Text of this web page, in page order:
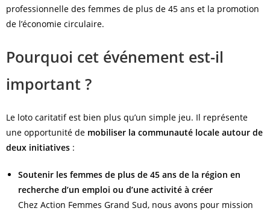
professionnelle des femmes de plus de 45 ans et la promotion
de l’économie circulaire.
Pourquoi cet événement est-il
important ?
Le loto caritatif est bien plus qu’un simple jeu. Il représente
une opportunité de mobiliser la communauté locale autour de
deux initiatives :
Soutenir les femmes de plus de 45 ans de la région en
recherche d’un emploi ou d’une activité à créer
Chez Action Femmes Grand Sud, nous avons pour mission